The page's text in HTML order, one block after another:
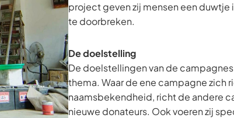
project geven zij mensen een
te doorbreken.
De doelstelling
De doelstellingen van de
thema. Waar de ene campagne zich
naamsbekendheid, richt de andere
nieuwe donateurs. Ook voeren zij